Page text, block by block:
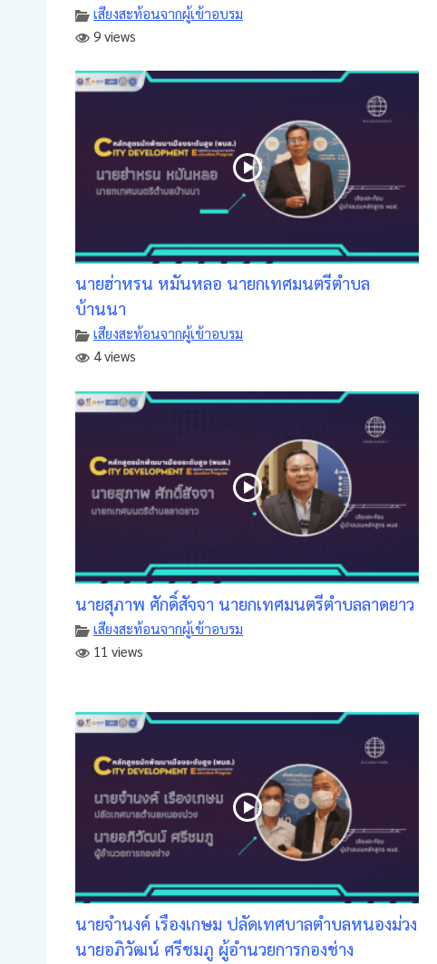
เสียงสะท้อนจากผู้เข้าอบรม
9 views
นายฮ่าหรน หมันหลอ นายกเทศมนตรีตำบล
บ้านนา
เสียงสะท้อนจากผู้เข้าอบรม
4 views
นายสุภาพ ศักดิ์สัจจา นายกเทศมนตรีตำบลลาดยาว
เสียงสะท้อนจากผู้เข้าอบรม
11 views
นายจำนงค์ เรืองเกษม ปลัดเทศบาลตำบลหนองม่วง
นายอภิวัฒน์ ศรีชมภู ผู้อำนวยการกองช่าง